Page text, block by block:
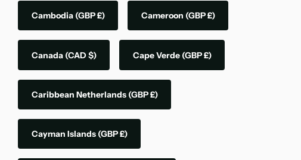
Cambodia (GBP £) Cameroon (GBP £)
Canada (CAD $) Cape Verde (GBP £)
Caribbean Netherlands (GBP £)
Cayman Islands (GBP £)